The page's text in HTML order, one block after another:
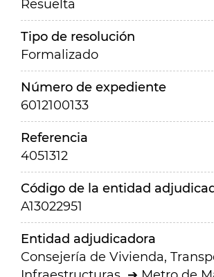
Resuelta
Tipo de resolución
Formalizado
Número de expediente
6012100133
Referencia
4051312
Código de la entidad
A13022951
Entidad adjudicadora
Consejería de Vivienda,